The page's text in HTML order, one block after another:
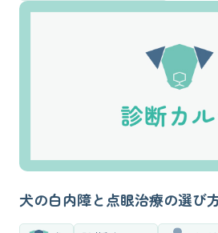
犬の白内障と点眼治療の選び